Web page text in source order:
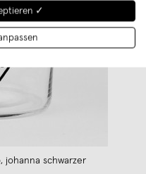
johanna schwarzer
✓